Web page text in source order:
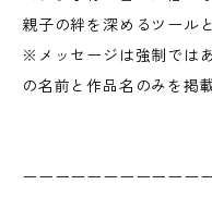
親子の絆を深めるツール
※メッセージは強制では
の名前と作品名のみを掲
ーーーーーーーーーーー